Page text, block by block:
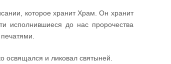
которое хранит Храм. Он хранит
исполнившиеся до нас пророчества
освящался и ликовал святыней.